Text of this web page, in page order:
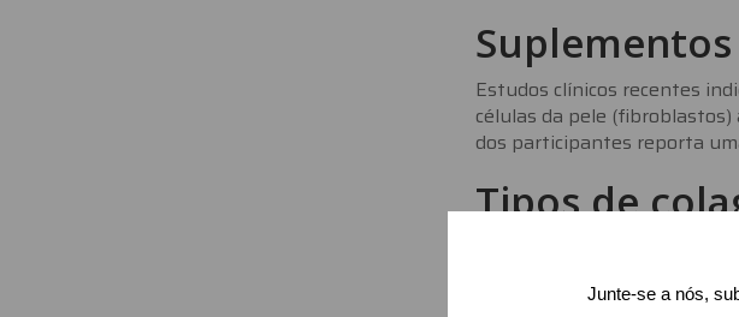
Estudos clínicos recentes
células da pele
dos participantes reporta
Tipos de
Colagénio tipo III: